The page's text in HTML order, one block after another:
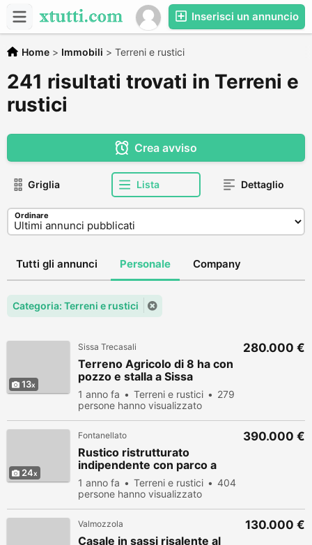
Inserisci un annuncio
Home > Immobili > Terreni e rustici
241 risultati trovati in Terreni e
rustici
Crea avviso
Griglia Lista Dettaglio
Ordinare
Tutti gli annunci Personale Company
Categoria: Terreni e rustici
13
Sissa Trecasali
Terreno Agricolo di 8 ha con
pozzo e stalla a Sissa
Trecasali
1 anno fa Terreni e rustici
279
persone hanno visualizzato
280.000 €
24
Fontanellato
Rustico ristrutturato
indipendente con parco a
Fontanellato (PR)
1 anno fa Terreni e rustici
404
persone hanno visualizzato
390.000 €
Valmozzola
Casale in sassi risalente al
130.000 €